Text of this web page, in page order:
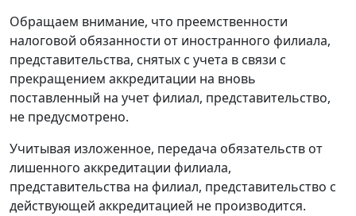
Обращаем внимание, что преемственности
налоговой обязанности от иностранного филиала,
представительства, снятых с учета в связи с
прекращением аккредитации на вновь
поставленный на учет филиал, представительство,
не предусмотрено.
Учитывая изложенное, передача обязательств от
лишенного аккредитации филиала,
представительства на филиал, представительство с
действующей аккредитацией не производится.